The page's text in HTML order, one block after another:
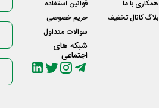
همکاری با ما
بلاگ کانال تخفیف
قوانین استفاده
حریم خصوصی
سوالات متداول
شبکه های
اجتماعی